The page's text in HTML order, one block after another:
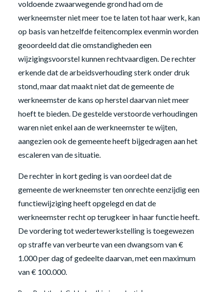
voldoende zwaarwegende grond had om de
werkneemster niet meer toe te laten tot haar werk, kan
op basis van hetzelfde feitencomplex evenmin worden
geoordeeld dat die omstandigheden een
wijzigingsvoorstel kunnen rechtvaardigen. De rechter
erkende dat de arbeidsverhouding sterk onder druk
stond, maar dat maakt niet dat de gemeente de
werkneemster de kans op herstel daarvan niet meer
hoeft te bieden. De gestelde verstoorde verhoudingen
waren niet enkel aan de werkneemster te wijten,
aangezien ook de gemeente heeft bijgedragen aan het
escaleren van de situatie.
De rechter in kort geding is van oordeel dat de
gemeente de werkneemster ten onrechte eenzijdig een
functiewijziging heeft opgelegd en dat de
werkneemster recht op terugkeer in haar functie heeft.
De vordering tot wedertewerkstelling is toegewezen
op straffe van verbeurte van een dwangsom van €
1.000 per dag of gedeelte daarvan, met een maximum
van € 100.000.